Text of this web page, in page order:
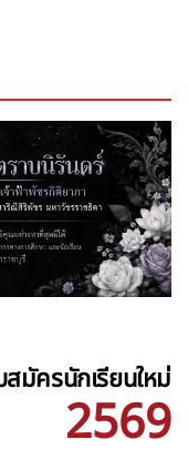
สมัครนักเรียนใหม่
2569